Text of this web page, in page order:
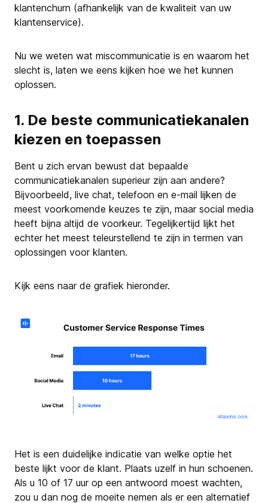
klantenchurn (afhankelijk van de kwaliteit van uw
klantenservice).
Nu we weten wat miscommunicatie is en waarom het
slecht is, laten we eens kijken hoe we het kunnen
oplossen.
1. De beste communicatiekanalen
kiezen en toepassen
Bent u zich ervan bewust dat bepaalde
communicatiekanalen superieur zijn aan andere?
Bijvoorbeeld, live chat, telefoon en e-mail lijken de
meest voorkomende keuzes te zijn, maar social media
heeft bijna altijd de voorkeur. Tegelijkertijd lijkt het
echter het meest teleurstellend te zijn in termen van
oplossingen voor klanten.
Kijk eens naar de grafiek hieronder.
Het is een duidelijke indicatie van welke optie het
beste lijkt voor de klant. Plaats uzelf in hun schoenen.
Als u 10 of 17 uur op een antwoord moest wachten,
zou u dan nog de moeite nemen als er een alternatief